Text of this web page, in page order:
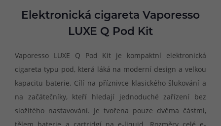
Elektronická cigareta Vaporesso
LUXE Q Pod Kit
Vaporesso LUXE Q Pod Kit je kompaktní elektronická
cigareta typu pod, která láká na moderní design a velkou
kapacitu baterie. Cílí na příznivce klasického šlukování a
na začátečníky, kteří hledají jednoduché zařízení bez
složitého nastavování. Je tvořena pouze dvěma částmi,